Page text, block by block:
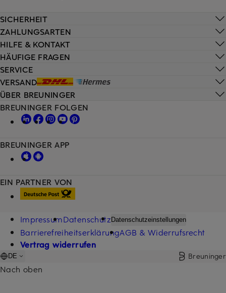
HILFE & KONTAKT
HÄUFIGE FRAGEN
SERVICE
VERSAND
SICHERHEIT
ZAHLUNGSARTEN
ÜBER BREUNINGER
EIN PARTNER VON
BREUNINGER FOLGEN
BREUNINGER APP
ImpressumDatenschutzDatenschutzeinstellungen
BarrierefreiheitserklärungAGB & Widerrufsrecht
Vertrag widerrufen
DE Breuninger
Nach oben